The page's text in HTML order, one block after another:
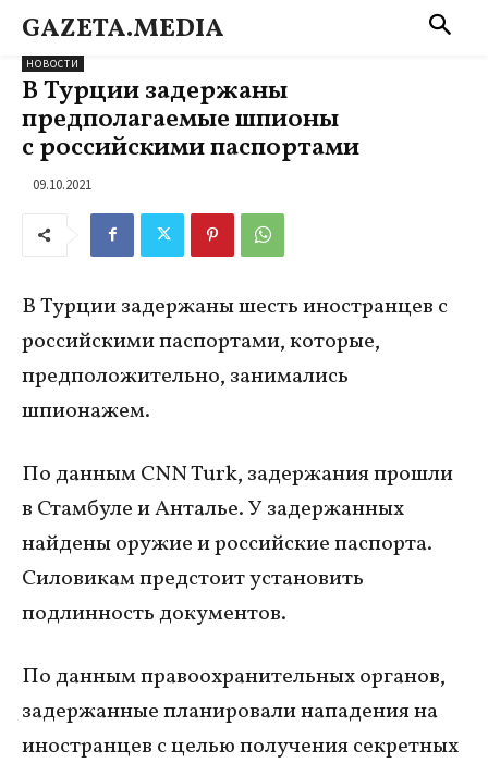
GAZETA.MEDIA
НОВОСТИ
В Турции задержаны
предполагаемые шпионы
с российскими паспортами
09.10.2021
В Турции задержаны шесть иностранцев с
российскими паспортами, которые,
предположительно, занимались
шпионажем.
По данным CNN Turk, задержания прошли
в Стамбуле и Анталье. У задержанных
найдены оружие и российские паспорта.
Силовикам предстоит установить
подлинность документов.
По данным правоохранительных органов,
задержанные планировали нападения на
иностранцев с целью получения секретных